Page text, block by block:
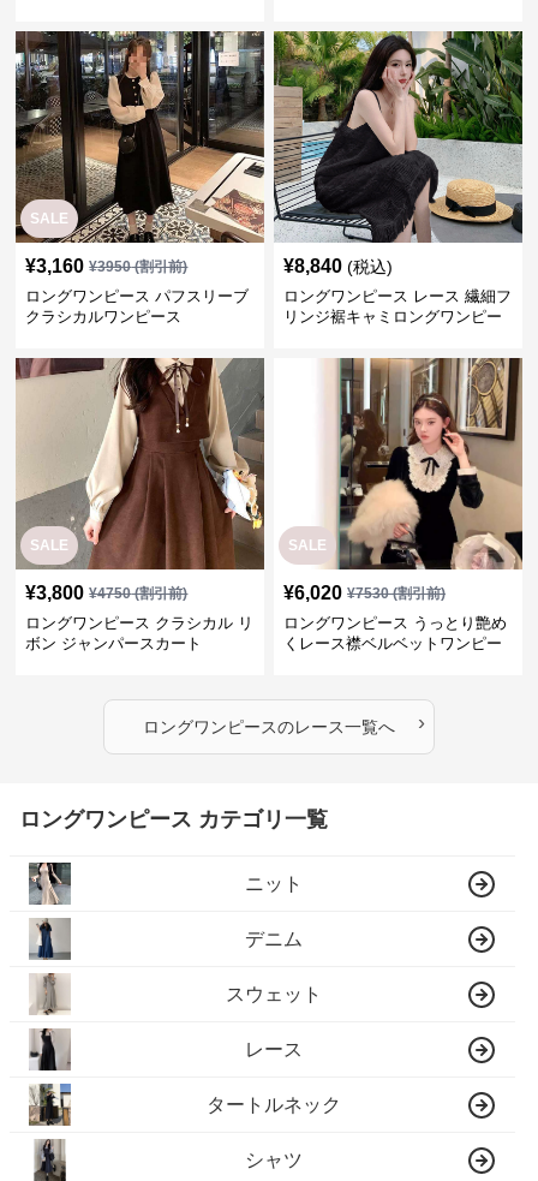
SALE
¥3,160 ¥3950(割引前)
ロングワンピース パフスリーブ
クラシカルワンピース
¥8,840 (税込)
ロングワンピース レース 繊細フ
リンジ裾キャミロングワンピー
SALE
¥3,800 ¥4750(割引前)
ロングワンピース クラシカル リ
ボン ジャンパースカート
SALE
¥6,020 ¥7530(割引前)
ロングワンピース うっとり艶め
くレース襟ベルベットワンピー
ロングワンピースのレース一覧へ ›
ロングワンピース カテゴリ一覧
ニット
デニム
スウェット
レース
タートルネック
シャツ